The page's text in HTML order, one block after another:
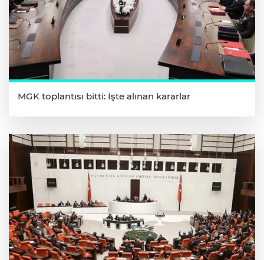
MGK toplantısı bitti: İşte alınan kararlar